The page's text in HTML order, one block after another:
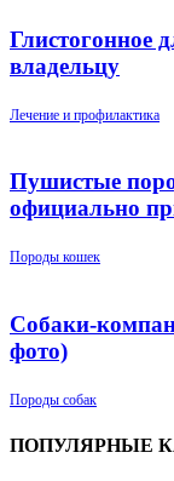
Глистогонное
владельцу
Лечение и профилактика
Пушистые
официально
Породы кошек
Собаки-
фото)
Породы собак
ПОПУЛЯРНЫЕ